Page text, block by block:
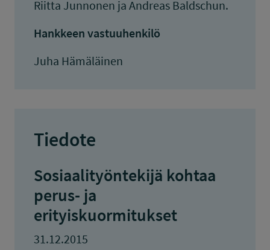
Riitta Junnonen ja Andreas Baldschun.
Hankkeen vastuuhenkilö
Juha Hämäläinen
Tiedote
Sosiaalityöntekijä kohtaa
perus- ja
erityiskuormitukset
31.12.2015